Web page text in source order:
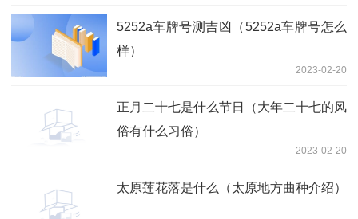
5252a车牌号测吉凶（5252a车牌号怎么
样）
2023-02-20
正月二十七是什么节日（大年二十七的风
俗有什么习俗）
2023-02-20
太原莲花落是什么（太原地方曲种介绍）